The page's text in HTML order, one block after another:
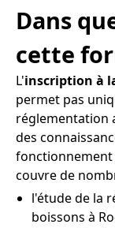
Dans
cette
L'inscription à
permet pas
réglementation
des
fonctionnement
couvre de
l'étude de la
boissons à